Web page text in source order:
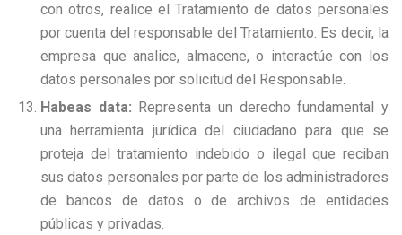
con otros, realice el Tratamiento de datos personales
por cuenta del responsable del Tratamiento. Es decir, la
empresa que analice, almacene, o interactúe con los
datos personales por solicitud del Responsable.
Habeas data: Representa un derecho fundamental y
una herramienta jurídica del ciudadano para que se
proteja del tratamiento indebido o ilegal que reciban
sus datos personales por parte de los administradores
de bancos de datos o de archivos de entidades
públicas y privadas.